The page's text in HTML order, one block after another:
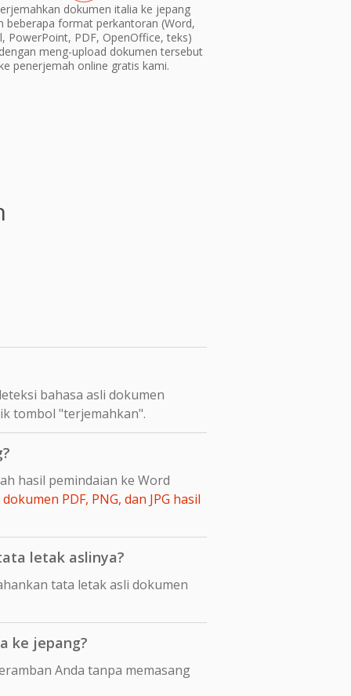
dokumen italia ke jepang
beberapa format perkantoran (Word,
PowerPoint, PDF, OpenOffice, teks)
meng-upload dokumen tersebut
penerjemah online gratis kami.
bahasa asli dokumen
tombol "terjemahkan".
hasil pemindaian ke Word
PDF, PNG, dan JPG hasil
letak aslinya?
tata letak asli dokumen
ke jepang?
Anda tanpa memasang